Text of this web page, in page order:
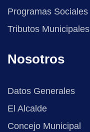
Programas Sociales
Tributos Municipales
Nosotros
Datos Generales
El Alcalde
Concejo Municipal